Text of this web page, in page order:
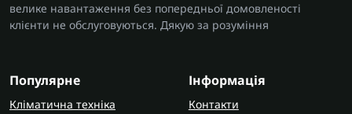
велике навантаження без попередньої домовленості
клієнти не обслуговуються. Дякую за розуміння
Популярне
Кліматична техніка
Інформація
Контакти